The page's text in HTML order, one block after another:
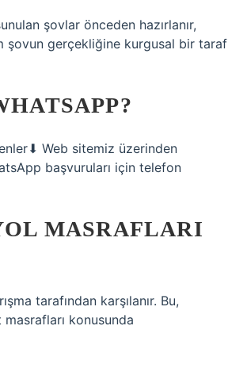
şovlar önceden hazırlanır,
şovun gerçekliğine kurgusal bir taraf
Web sitemiz üzerinden
başvuruları için telefon
MASRAFLARI
tarafından karşılanır. Bu,
konusunda